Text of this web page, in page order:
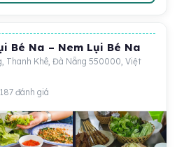
Bé Na – Nem Lụi Bé Na
Thanh Khê, Đà Nẵng 550000, Việt
đánh giá